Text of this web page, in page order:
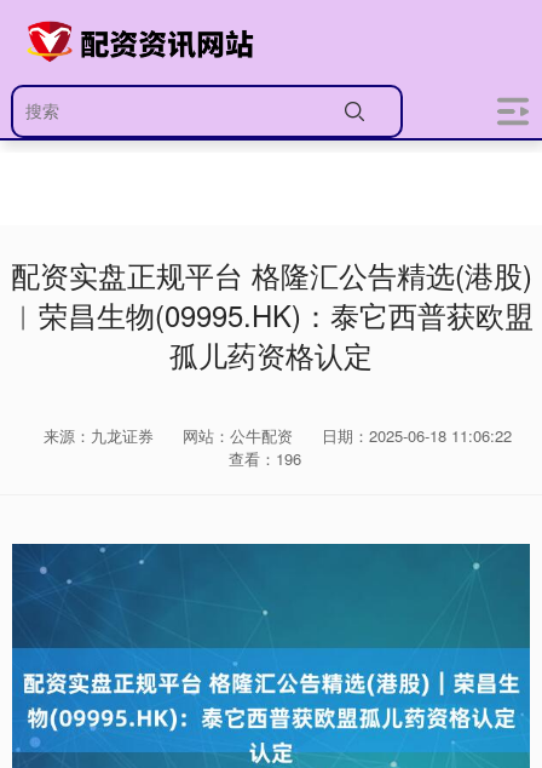
配资实盘正规平台 格隆汇公告精选(港股)
︱荣昌生物(09995.HK)：泰它西普获欧盟
孤儿药资格认定
来源：九龙证券 网站：公牛配资
日期：2025-06-18 11:06:22
查看：196